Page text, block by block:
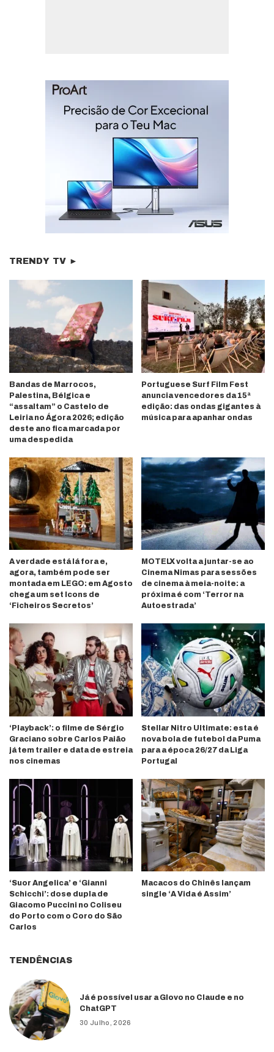
TRENDY TV ►
Bandas de Marrocos,
Palestina, Bélgica e
“assaltam” o Castelo de
Leiria no Ágora 2026; edição
deste ano fica marcada por
uma despedida
Portuguese Surf Film Fest
anuncia vencedores da 15ª
edição: das ondas gigantes à
música para apanhar ondas
A verdade está lá fora e,
agora, também pode ser
montada em LEGO: em Agosto
chega um set Icons de
‘Ficheiros Secretos’
MOTELX volta a juntar-se ao
Cinema Nimas para sessões
de cinema à meia-noite: a
próxima é com ‘Terror na
Autoestrada’
‘Playback’: o filme de Sérgio
Graciano sobre Carlos Paião
já tem trailer e data de estreia
nos cinemas
Stellar Nitro Ultimate: esta é
nova bola de futebol da Puma
para a época 26/27 da Liga
Portugal
‘Suor Angelica’ e ‘Gianni
Schicchi’: dose dupla de
Giacomo Puccini no Coliseu
do Porto com o Coro do São
Carlos
Macacos do Chinês lançam
single ‘A Vida é Assim’
TENDÊNCIAS
Já é possível usar a Glovo no Claude e no
ChatGPT
30 Julho, 2026